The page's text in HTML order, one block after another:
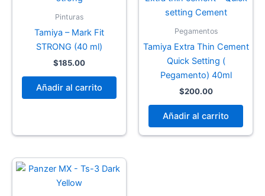
Pinturas
Tamiya – Mark Fit
STRONG (40 ml)
$185.00
Añadir al carrito
Pegamentos
Tamiya Extra Thin Cement
Quick Setting (
Pegamento) 40ml
$200.00
Añadir al carrito